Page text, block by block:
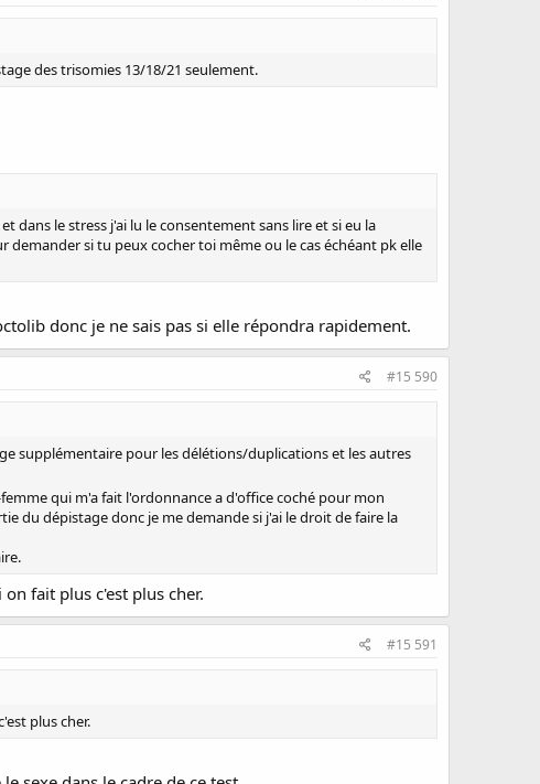
des trisomies 13/18/21 seulement.
dans le stress j'ai lu le consentement sans lire et si eu la
si tu peux cocher toi même ou le cas échéant pk elle
donc je ne sais pas si elle répondra rapidement.
#15 590
supplémentaire pour les délétions/duplications et les autres
qui m'a fait l'ordonnance a d'office coché pour mon
du dépistage donc je me demande si j'ai le droit de faire la
fait plus c'est plus cher.
#15 591
plus cher.